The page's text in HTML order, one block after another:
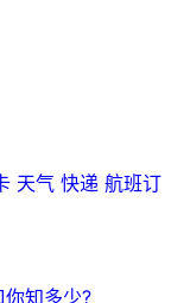
天气 快递 航班订
知多少?